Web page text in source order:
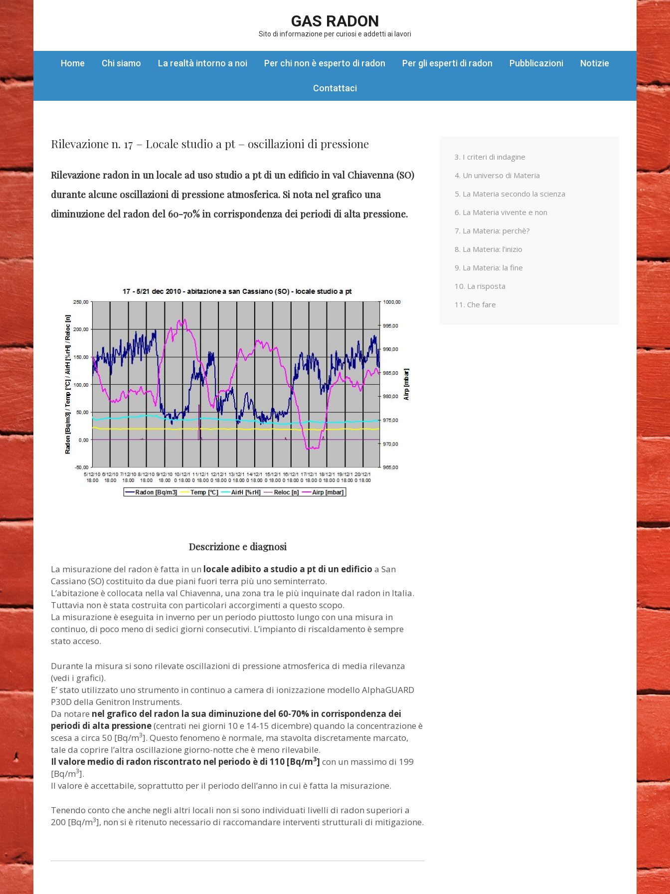
GAS RADON
Sito di informazione per curiosi e addetti ai lavori
Home Chi siamo La realtà intorno a noi Per chi non è esperto di radon Per gli esperti di radon Pubblicazioni Notizie
Contattaci
Rilevazione n. 17 – Locale studio a pt – oscillazioni di pressione
Rilevazione radon in un locale ad uso studio a pt di un edificio in val Chiavenna (SO)
durante alcune oscillazioni di pressione atmosferica. Si notanel grafico una
diminuzione del radon del 60-70% in corrispondenza dei periodi di alta pressione.
Descrizione e diagnosi
La misurazione del radon è fatta in un locale adibito a studio a pt di un edificio a San
Cassiano (SO) costituito da due piani fuori terra più uno seminterrato.
L’abitazione è collocata nella val Chiavenna, una zona tra le più inquinate dal radon in Italia.
Tuttavia non è stata costruita con particolari accorgimenti a questo scopo.
La misurazione è eseguita in inverno per un periodo piuttosto lungo con una misura in
continuo, di poco meno di sedici giorni consecutivi. L’impianto di riscaldamento è sempre
stato acceso.
Durante la misura si sono rilevate oscillazioni di pressione atmosferica di media rilevanza
(vedi i grafici).
E’ stato utilizzato uno strumento in continuo a camera di ionizzazione modello AlphaGUARD
P30D della Genitron Instruments.
Da notare nel grafico del radon la sua diminuzione del 60-70% in corrispondenza dei
periodi di alta pressione(centrati nei giorni 10 e 14-15 dicembre) quando la concentrazione è
scesa a circa 50 [Bq/m3]. Questo fenomeno è normale, ma stavolta discretamente marcato,
tale da coprire l’altra oscillazione giorno-notte che è meno rilevabile.
Il valore medio di radon riscontrato nel periodo è di 110 [Bq/m3] con un massimo di 199
[Bq/m3].
Il valore è accettabile, soprattutto per il periodo dell’anno in cui è fatta la misurazione.
Tenendo conto che anche negli altri locali non si sono individuati livelli di radon superiori a
200 [Bq/m3], non si è ritenuto necessario di raccomandare interventi strutturali di mitigazione.
3. I criteri di indagine
4. Un universo di Materia
5. La Materia secondo la scienza
6. La Materia vivente e non
7. La Materia: perchè?
8. La Materia: l’inizio
9. La Materia: la fine
10. La risposta
11. Che fare